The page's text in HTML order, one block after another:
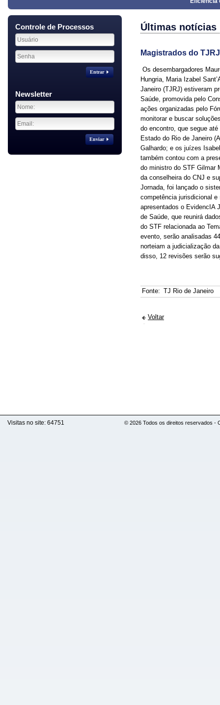
Controle de Processos
Entrar
Newsletter
Enviar
Últimas notícias
Magistrados do
Os desembargadores
Hungria, Maria Izabel
Janeiro (TJRJ) estiveram
Saúde, promovida pelo
ações organizadas pelo
monitorar e buscar
do encontro, que segue
Estado do Rio de Janeiro
Galhardo; e os juízes
também contou com a
do ministro do STF Gilmar
da conselheira do CNJ e
Jornada, foi lançado o
competência jurisdicional
apresentados o EvidencIA
de Saúde, que reunirá
do STF relacionada ao
evento, serão analisadas
norteiam a judicialização
disso, 12 revisões serão
Fonte: TJ Rio de Janeiro
Voltar
Visitas no site: 64751 © 2026 Todos os direitos reservados -